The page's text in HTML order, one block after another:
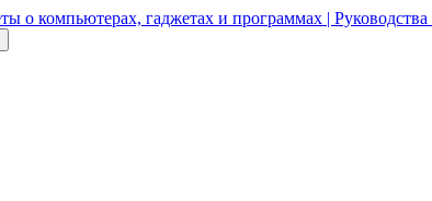
о компьютерах, гаджетах и программах |